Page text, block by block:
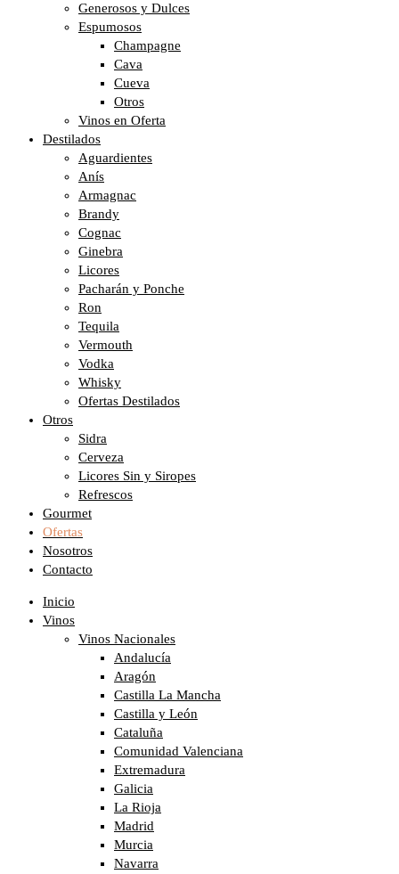
Generosos y Dulces
Espumosos
Champagne
Cava
Cueva
Otros
Vinos en Oferta
Destilados
Aguardientes
Anís
Armagnac
Brandy
Cognac
Ginebra
Licores
Pacharán y Ponche
Ron
Tequila
Vermouth
Vodka
Whisky
Ofertas Destilados
Otros
Sidra
Cerveza
Licores Sin y Siropes
Refrescos
Gourmet
Ofertas
Nosotros
Contacto
Inicio
Vinos
Vinos Nacionales
Andalucía
Aragón
Castilla La Mancha
Castilla y León
Cataluña
Comunidad Valenciana
Extremadura
Galicia
La Rioja
Madrid
Murcia
Navarra